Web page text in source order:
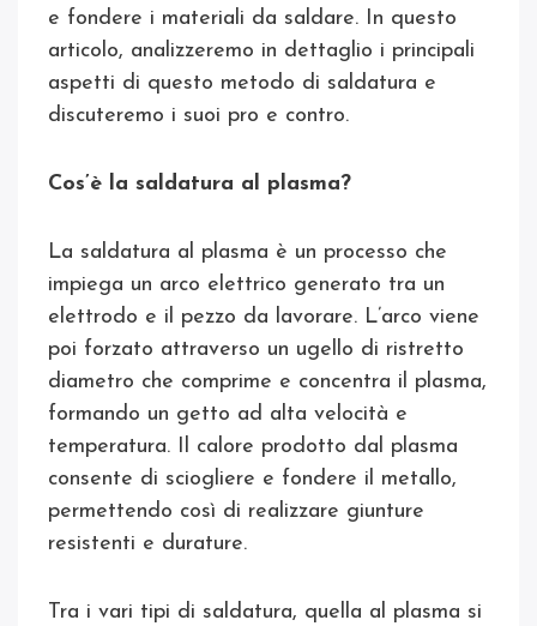
e fondere i materiali da saldare. In questo
articolo, analizzeremo in dettaglio i principali
aspetti di questo metodo di saldatura e
discuteremo i suoi pro e contro.
Cos’è la saldatura al plasma?
La saldatura al plasma è un processo che
impiega un arco elettrico generato tra un
elettrodo e il pezzo da lavorare. L’arco viene
poi forzato attraverso un ugello di ristretto
diametro che comprime e concentra il plasma,
formando un getto ad alta velocità e
temperatura. Il calore prodotto dal plasma
consente di sciogliere e fondere il metallo,
permettendo così di realizzare giunture
resistenti e durature.
Tra i vari tipi di saldatura, quella al plasma si